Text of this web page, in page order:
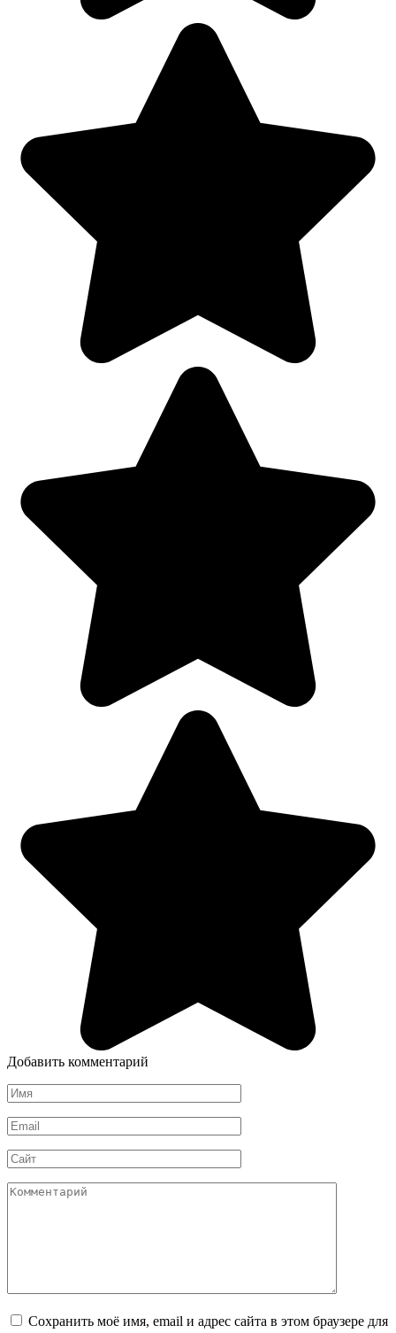
Добавить комментарий
Имя
*
Email
*
Сайт
Комментарий
Сохранить моё имя, email и адрес сайта в этом браузере для